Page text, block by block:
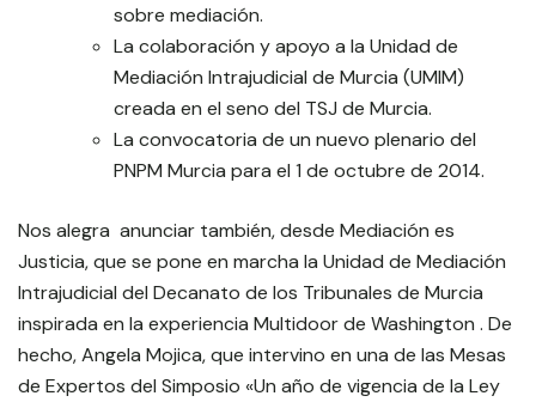
sobre mediación.
La colaboración y apoyo a la Unidad de
Mediación Intrajudicial de Murcia (UMIM)
creada en el seno del TSJ de Murcia.
La convocatoria de un nuevo plenario del
PNPM Murcia para el 1 de octubre de 2014.
Nos alegra anunciar también, desde Mediación es
Justicia, que se pone en marcha la Unidad de Mediación
Intrajudicial del Decanato de los Tribunales de Murcia
inspirada en la experiencia Multidoor de Washington . De
hecho, Angela Mojica, que intervino en una de las Mesas
de Expertos del Simposio «Un año de vigencia de la Ley